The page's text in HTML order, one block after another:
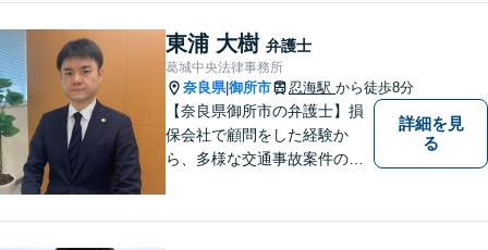
東浦 大樹 弁護士
葛城中央法律事務所
奈良県|御所市 忍海駅 から徒歩8分
【奈良県御所市の弁護士】損
保会社で顧問をした経験か
ら、多様な交通事故案件の対
詳細を見
る